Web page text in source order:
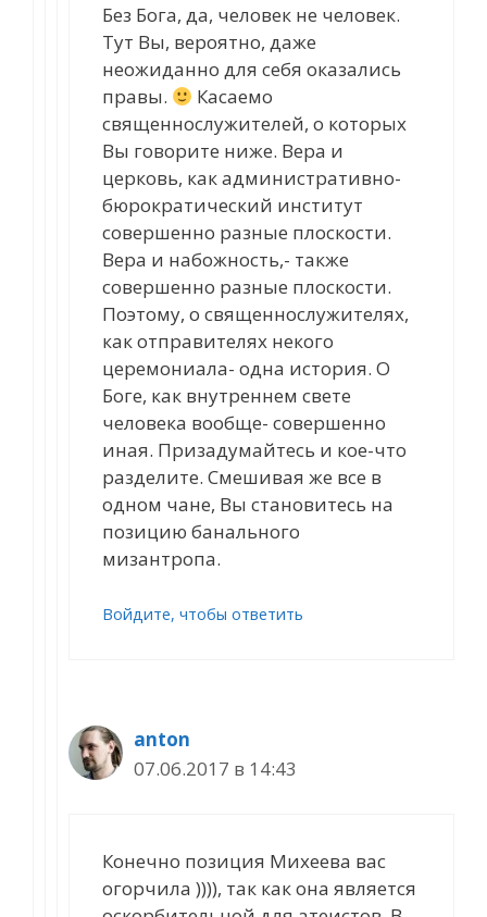
Без Бога, да, человек не человек.
Тут Вы, вероятно, даже
неожиданно для себя оказались
правы.
Касаемо
священнослужителей, о которых
Вы говорите ниже. Вера и
церковь, как административно-
бюрократический институт
совершенно разные плоскости.
Вера и набожность,- также
совершенно разные плоскости.
Поэтому, о священнослужителях,
как отправителях некого
церемониала- одна история. О
Боге, как внутреннем свете
человека вообще- совершенно
иная. Призадумайтесь и кое-что
разделите. Смешивая же все в
одном чане, Вы становитесь на
позицию банального
мизантропа.
Войдите, чтобы ответить
anton
07.06.2017 в 14:43
Конечно позиция Михеева вас
огорчила )))), так как она является